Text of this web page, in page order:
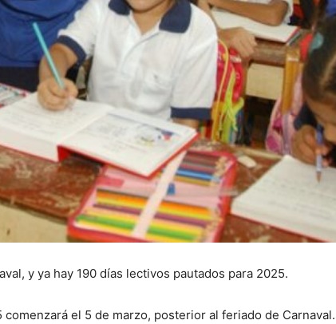
y ya hay 190 días lectivos pautados para 2025.
el 5 de marzo, posterior al feriado de